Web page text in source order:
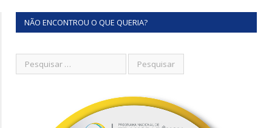
NÃO ENCONTROU O QUE QUERIA?